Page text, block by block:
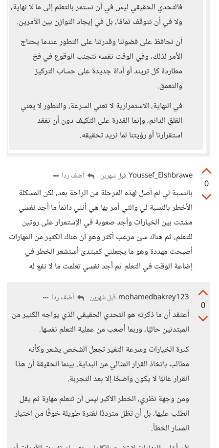
فالتحدي الحقيقي ليس في أن نستمر بالتعلم إلى ما لا نهاية،
ولا في أن نتوقف تمامًا، بل في إيجاد التوازن بين الأمرين.
أن نحافظ على فضولنا وقدرتنا على التطور عندما يحتاج
الأمر لذلك، وفي الوقت نفسه نتجنب الوقوع في فخ
مطاردة كل تريند أو أداة جديدة على حساب التركيز
والتعمق.
في النهاية، الاستمرارية لا تعني السرعة، والتطور لا يعني
القلق الدائم، وإنما القدرة على التكيف دون أن نفقد
استقرارنا أو رؤيتنا لما نريد تحقيقه.
0
Youssef_Elshbrawe قبل شهرين أضف ردا
بالنسبة لي لم أصل لهذه المرحلة من الراحة بعد، لكن المشكلة
الأخطر بالنسبة لي والتي أمر بها هي أنني دائماً ما أجد نفسي
مشتت بين الخيارات وأجد صعوبة في الإستمرار على روتين
للتعلم، ثم هناك شئ مرعب أكثر وهو أن هناك الكثير من المهارات
أصبحت مهددة وهو ما يجعلني كمبتدئ أستشعر الخطر في
إضاعة الوقت في التعلم ثم أجد نفسي تعلمت ما لا نفع له
0
mohamedbakrey123 قبل شهرين أضف ردا
أعتقد أن ما ذكرته هو التحدي الحقيقي الذي يواجه الكثير من
المبتدئين حاليًا، وربما أصعب من عملية التعلم نفسها.
كثرة الخيارات وسرعة التغير تجعل الشخص يشعر وكأنه
مطالب باتخاذ القرار المثالي من البداية، بينما الحقيقة أن هذا
القرار غالبًا لا يكون واضحًا إلا بعد التجربة.
ومن وجهة نظري، الخطر الأكبر ليس أن تتعلم مهارة ثم يقل
الطلب عليها، بل أن تظل مترددًا لفترة طويلة خوفًا من اختيار
المسار الخطأ.